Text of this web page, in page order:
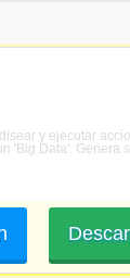
y ejecutar
'Big Data'. Genera